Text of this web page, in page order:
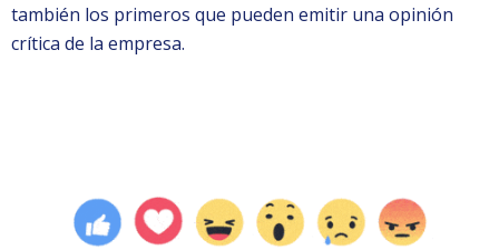
también los primeros que pueden emitir una opinión
crítica de la empresa.